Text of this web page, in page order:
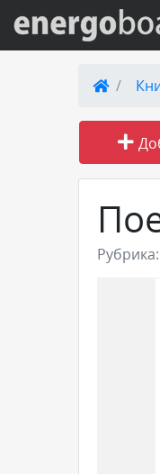
Вход на сайт
Поиск по
Публикации
Товары и
Добавить
Рубрика: